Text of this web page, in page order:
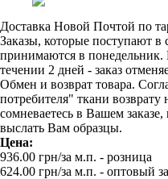
Доставка Новой Почтой по
Заказы, которые поступают в
принимаются в понедельник.
течении 2 дней - заказ
Обмен и возврат товара.
потребителя" ткани
сомневаетесь в Вашем
выслать Вам образцы.
Цена:
936.00 грн/за м.п. - розница
624.00 грн/за м.п. - оптовый